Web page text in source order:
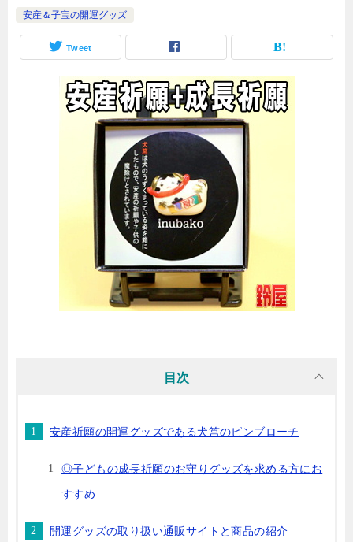
安産＆子宝の開運グッズ
Tweet
目次
安産祈願の開運グッズである犬筥のピンブローチ
◎子どもの成長祈願のお守りグッズを求める方にお
すすめ
開運グッズの取り扱い通販サイトと商品の紹介